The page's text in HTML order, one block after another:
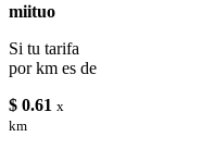
miituo
Si tu tarifa
por km es de
$ 0.61 x
km